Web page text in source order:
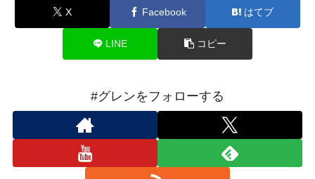
X Facebook はてブ
LINE コピー
#グレンをフォローする